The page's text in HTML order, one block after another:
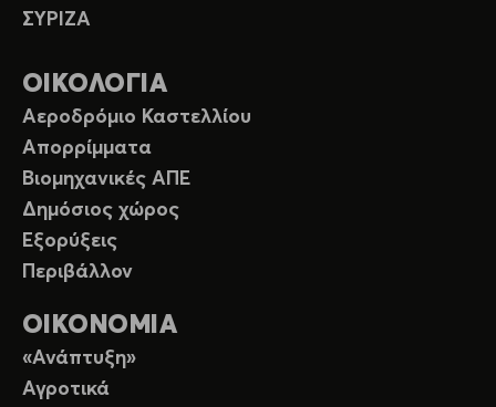
ΣΥΡΙΖΑ
ΟΙΚΟΛΟΓΙΑ
Αεροδρόμιο Καστελλίου
Απορρίμματα
Βιομηχανικές ΑΠΕ
Δημόσιος χώρος
Εξορύξεις
Περιβάλλον
ΟΙΚΟΝΟΜΙΑ
«Ανάπτυξη»
Αγροτικά